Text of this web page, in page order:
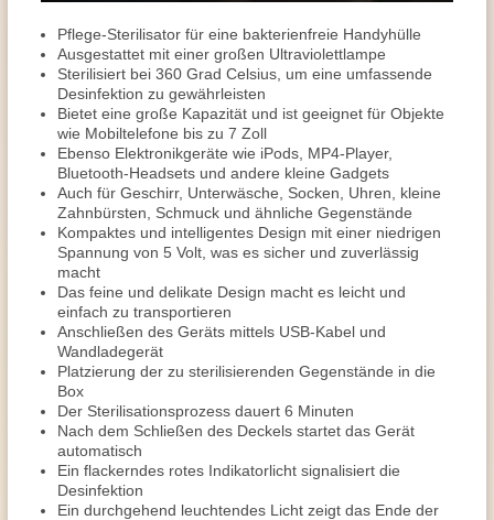
Pflege-Sterilisator für eine bakterienfreie Handyhülle
Ausgestattet mit einer großen Ultraviolettlampe
Sterilisiert bei 360 Grad Celsius, um eine umfassende
Desinfektion zu gewährleisten
Bietet eine große Kapazität und ist geeignet für Objekte
wie Mobiltelefone bis zu 7 Zoll
Ebenso Elektronikgeräte wie iPods, MP4-Player,
Bluetooth-Headsets und andere kleine Gadgets
Auch für Geschirr, Unterwäsche, Socken, Uhren, kleine
Zahnbürsten, Schmuck und ähnliche Gegenstände
Kompaktes und intelligentes Design mit einer niedrigen
Spannung von 5 Volt, was es sicher und zuverlässig
macht
Das feine und delikate Design macht es leicht und
einfach zu transportieren
Anschließen des Geräts mittels USB-Kabel und
Wandladegerät
Platzierung der zu sterilisierenden Gegenstände in die
Box
Der Sterilisationsprozess dauert 6 Minuten
Nach dem Schließen des Deckels startet das Gerät
automatisch
Ein flackerndes rotes Indikatorlicht signalisiert die
Desinfektion
Ein durchgehend leuchtendes Licht zeigt das Ende der